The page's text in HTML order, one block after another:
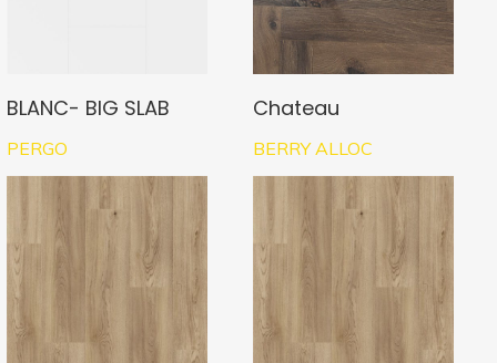
BLANC- BIG SLAB
PERGO
Chateau
BERRY ALLOC